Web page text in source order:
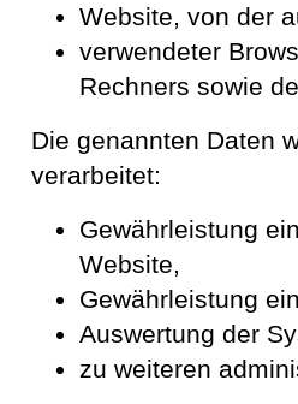
Website, von der
verwendeter
Rechners sowie
Die genannten Daten
verarbeitet:
Gewährleistung
Website,
Gewährleistung
Auswertung der
zu weiteren